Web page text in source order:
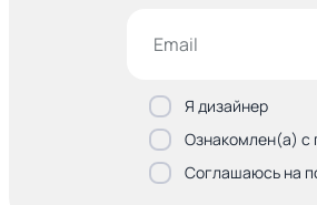
Я дизайнер
Ознакомлен(а) с
Соглашаюсь на